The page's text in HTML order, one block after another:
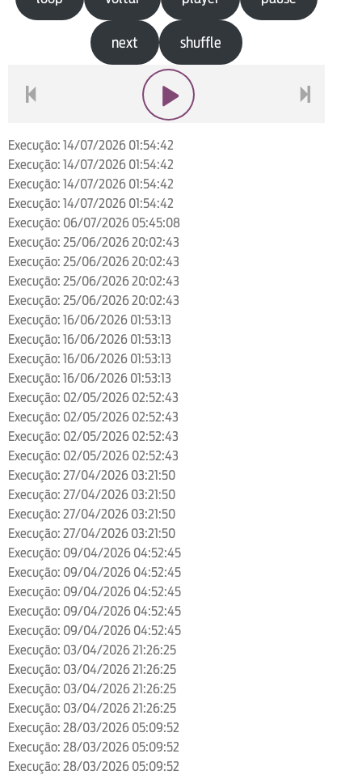
next shuffle
Execução: 14/07/2026 01:54:42
Execução: 14/07/2026 01:54:42
Execução: 14/07/2026 01:54:42
Execução: 14/07/2026 01:54:42
Execução: 06/07/2026 05:45:08
Execução: 25/06/2026 20:02:43
Execução: 25/06/2026 20:02:43
Execução: 25/06/2026 20:02:43
Execução: 25/06/2026 20:02:43
Execução: 16/06/2026 01:53:13
Execução: 16/06/2026 01:53:13
Execução: 16/06/2026 01:53:13
Execução: 16/06/2026 01:53:13
Execução: 02/05/2026 02:52:43
Execução: 02/05/2026 02:52:43
Execução: 02/05/2026 02:52:43
Execução: 02/05/2026 02:52:43
Execução: 27/04/2026 03:21:50
Execução: 27/04/2026 03:21:50
Execução: 27/04/2026 03:21:50
Execução: 27/04/2026 03:21:50
Execução: 09/04/2026 04:52:45
Execução: 09/04/2026 04:52:45
Execução: 09/04/2026 04:52:45
Execução: 09/04/2026 04:52:45
Execução: 09/04/2026 04:52:45
Execução: 03/04/2026 21:26:25
Execução: 03/04/2026 21:26:25
Execução: 03/04/2026 21:26:25
Execução: 03/04/2026 21:26:25
Execução: 28/03/2026 05:09:52
Execução: 28/03/2026 05:09:52
Execução: 28/03/2026 05:09:52